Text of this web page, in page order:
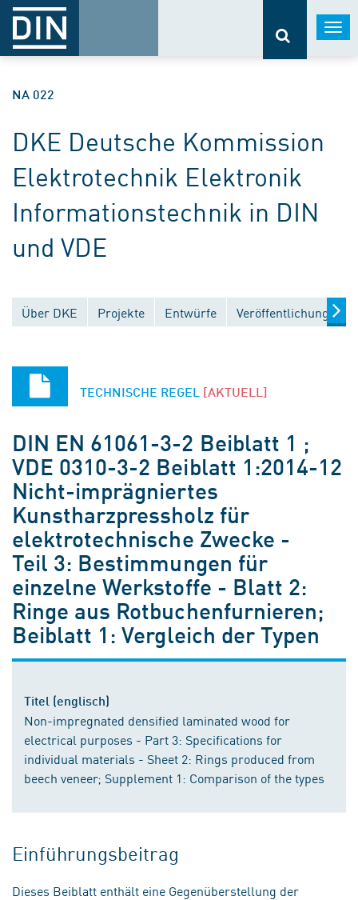
NA 022
DKE Deutsche Kommission
Elektrotechnik Elektronik
Informationstechnik in DIN
und VDE
Über DKE Projekte Entwürfe Veröffentlichungen
TECHNISCHE REGEL [AKTUELL]
DIN EN 61061-3-2 Beiblatt 1 ;
VDE 0310-3-2 Beiblatt 1:2014-12
Nicht-imprägniertes
Kunstharzpressholz für
elektrotechnische Zwecke -
Teil 3: Bestimmungen für
einzelne Werkstoffe - Blatt 2:
Ringe aus Rotbuchenfurnieren;
Beiblatt 1: Vergleich der Typen
Titel (englisch)
Non-impregnated densified laminated wood for
electrical purposes - Part 3: Specifications for
individual materials - Sheet 2: Rings produced from
beech veneer; Supplement 1: Comparison of the types
Einführungsbeitrag
Dieses Beiblatt enthält eine Gegenüberstellung der